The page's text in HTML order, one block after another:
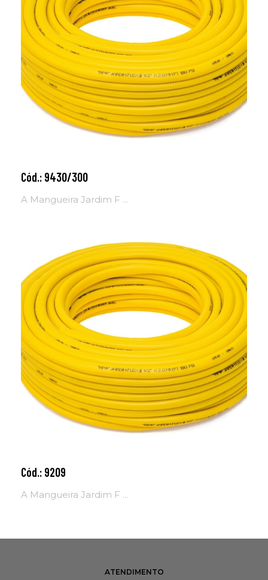
Cód.: 9430/300
A Mangueira Jardim F ...
Adicionar ao carrinho
Cód.: 9209
A Mangueira Jardim F ...
Adicionar ao carrinho
ATENDIMENTO